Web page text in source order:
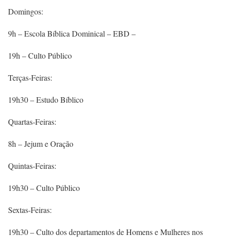
Domingos:
9h – Escola Bíblica Dominical – EBD –
19h – Culto Público
Terças-Feiras:
19h30 – Estudo Bíblico
Quartas-Feiras:
8h – Jejum e Oração
Quintas-Feiras:
19h30 – Culto Público
Sextas-Feiras:
19h30 – Culto dos departamentos de Homens e Mulheres nos